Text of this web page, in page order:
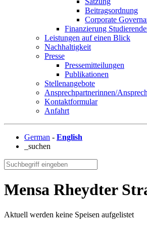
Beitragsordnung
Corporate
Finanzierung
Leistungen auf einen Blick
Nachhaltigkeit
Presse
Pressemitteilungen
Publikationen
Stellenangebote
Ansprechpartnerinnen/
Kontaktformular
Anfahrt
German - English
_suchen
Mensa Rheydter
Aktuell werden keine Speisen aufgelistet